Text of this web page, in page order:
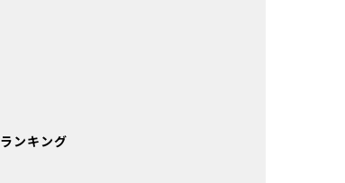
ランキング